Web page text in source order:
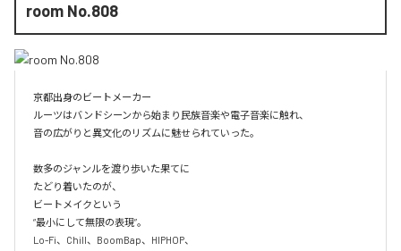
room No.808
京都出身のビートメーカー
ルーツはバンドシーンから始まり民族音楽や電子音楽に触れ、
音の広がりと異文化のリズムに魅せられていった。
数多のジャンルを渡り歩いた果てに
たどり着いたのが、
ビートメイクという
“最小にして無限の表現”。
Lo-Fi、Chill、BoomBap、HIPHOP、